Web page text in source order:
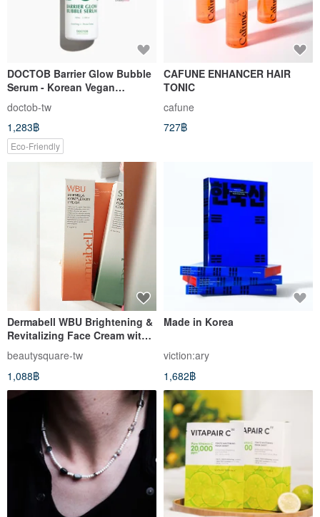
DOCTOB Barrier Glow Bubble
Serum - Korean Vegan
Skincare Brand
doctob-tw
1,283฿
Eco-Friendly
CAFUNE ENHANCER HAIR
TONIC
cafune
727฿
Dermabell WBU Brightening &
Revitalizing Face Cream with
Complimentary Limited
Edition Christmas Travel
Pouch
beautysquare-tw
1,088฿
Made in Korea
viction:ary
1,682฿